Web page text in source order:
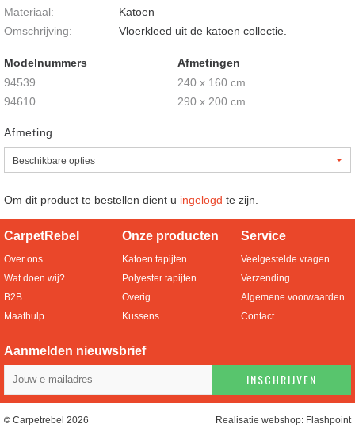
Materiaal:
Katoen
Omschrijving:
Vloerkleed uit de katoen collectie.
Modelnummers
Afmetingen
94539
94610
240 x 160 cm
290 x 200 cm
Afmeting
Om dit product te bestellen dient u ingelogd te zijn.
CarpetRebel
Over ons
Wat doen wij?
B2B
Maathulp
Onze producten
Katoen tapijten
Polyester tapijten
Overig
Kussens
Service
Veelgestelde vragen
Verzending
Algemene voorwaarden
Contact
Aanmelden nieuwsbrief
INSCHRIJVEN
Carpetrebel 2026 Realisatie webshop: Flashpoint